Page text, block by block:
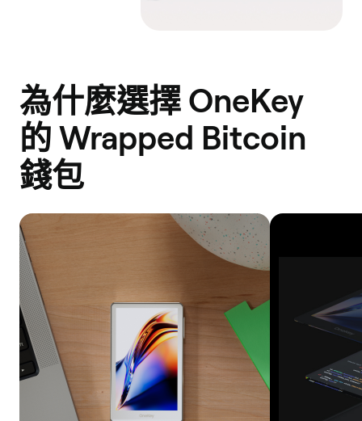
TRON
Bob
Network
Solana
Base
Optimism
為什麼選擇 OneKey
的 Wrapped Bitcoin
錢包